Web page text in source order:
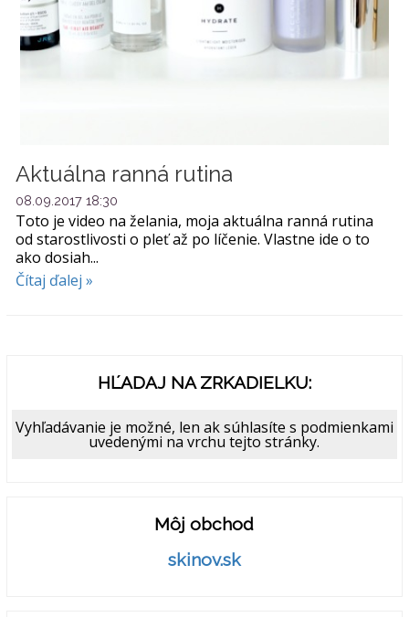
Aktuálna ranná rutina
08.09.2017 18:30
Toto je video na želania, moja aktuálna ranná rutina
od starostlivosti o pleť až po líčenie. Vlastne ide o to
ako dosiah...
Čítaj ďalej »
HĽADAJ NA ZRKADIELKU:
Vyhľadávanie je možné, len ak súhlasíte s podmienkami
uvedenými na vrchu tejto stránky.
Môj obchod
skinov.sk